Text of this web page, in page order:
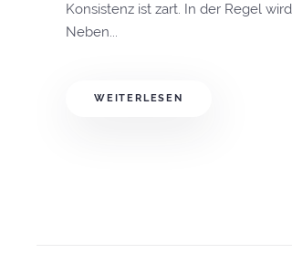
Konsistenz ist zart. In der Regel
Neben...
WEITERLESEN